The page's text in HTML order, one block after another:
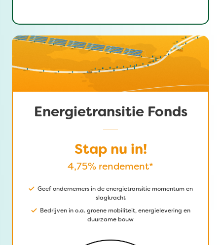
Energietransitie Fonds
Stap nu in!
4,75% rendement*
Geef ondernemers in de energietransitie momentum en
slagkracht
Bedrijven in o.a. groene mobiliteit, energielevering en
duurzame bouw